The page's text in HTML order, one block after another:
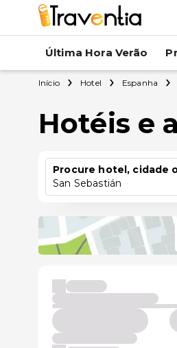
Última Hora Verão
Início Hotel Espanha
Hotéis e
Procure hotel, cidade
San Sebastián